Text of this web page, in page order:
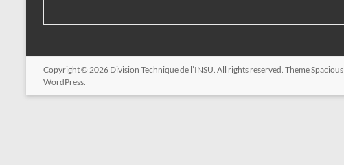
Copyright © 2026 Division Technique de l’INSU. All rights reserved. ThemeSpacious
WordPress.